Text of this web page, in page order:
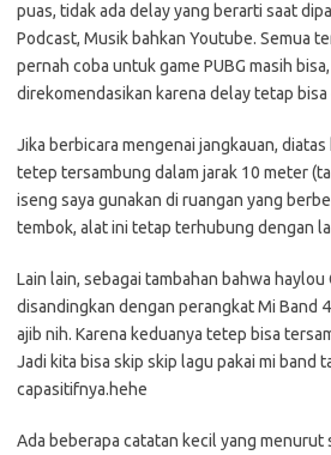
puas, tidak ada delay yang berarti saat
Podcast, Musik bahkan Youtube. Semua
pernah coba untuk game PUBG masih
direkomendasikan karena delay tetap bisa
Jika berbicara mengenai jangkauan,
tetep tersambung dalam jarak 10 meter
iseng saya gunakan di ruangan yang
tembok, alat ini tetap terhubung dengan
Lain lain, sebagai tambahan bahwa haylou
disandingkan dengan perangkat Mi Band
ajib nih. Karena keduanya tetep bisa
Jadi kita bisa skip skip lagu pakai mi band
capasitifnya.hehe
Ada beberapa catatan kecil yang menurut